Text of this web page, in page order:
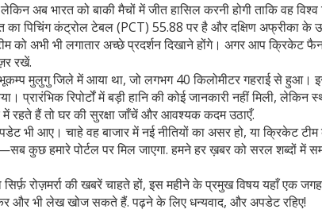
अब भारत को बाकी मैचों में जीत हासिल करनी होगी ताकि वह
का पिचिंग कंट्रोल टेबल (PCT) 55.88 पर है और दक्षिण अफ्रीका
को अभी भी लगातार अच्छे प्रदर्शन दिखाने होंगे। अगर आप क्रिकेट
रखें.
मुलुगु जिले में आया था, जो लगभग 40 किलोमीटर गहराई से हुआ।
रिपोर्टों में बड़ी हानि की कोई जानकारी नहीं मिली, लेकिन
में रहते हैं तो घर की सुरक्षा जाँचें और आवश्यक कदम उठाएँ.
भी आए। चाहे वह बाजार में नई नीतियों का असर हो, या क्रिकेट
कुछ हमारे पोर्टल पर मिल जाएगा. हमने हर ख़बर को सरल शब्दों में
रोज़मर्रा की खबरें चाहते हों, इस महीने के प्रमुख विषय यहाँ एक
और भी लेख खोज सकते हैं. पढ़ने के लिए धन्यवाद, और अपडेट रहिए!